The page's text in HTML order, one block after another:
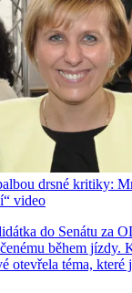
drsné kritiky:
video
do Senátu za
během jízdy.
otevřela téma, které